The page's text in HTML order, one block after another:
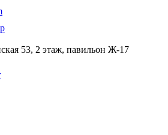
53, 2 этаж, павильон Ж-17